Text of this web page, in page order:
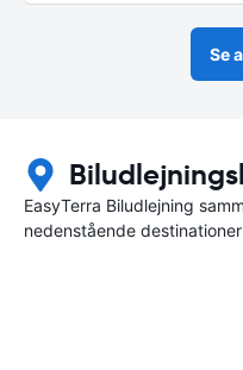
Se
EasyTerra Biludlejning
nedenstående destinationer